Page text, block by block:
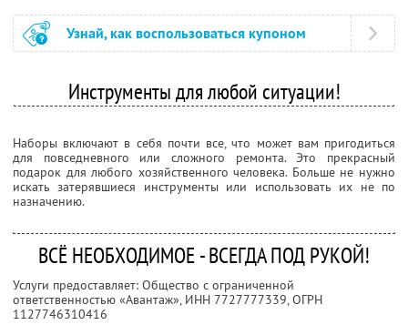
Узнай, как воспользоваться купоном
Инструменты для любой ситуации!
Наборы включают в себя почти все, что может вам пригодиться
для повседневного или сложного ремонта. Это прекрасный
подарок для любого хозяйственного человека. Больше не нужно
искать затерявшиеся инструменты или использовать их не по
назначению.
ВСЁ НЕОБХОДИМОЕ - ВСЕГДА ПОД РУКОЙ!
Услуги предоставляет: Общество с ограниченной
ответственностью «Авантаж», ИНН 7727777339, ОГРН
1127746310416